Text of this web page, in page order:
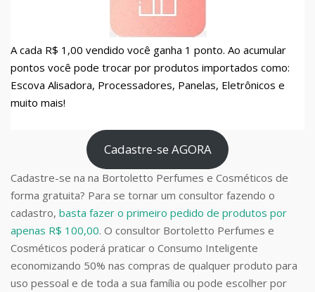
A cada R$ 1,00 vendido você ganha 1 ponto. Ao acumular
pontos você pode trocar por produtos importados como:
Escova Alisadora, Processadores, Panelas, Eletrônicos e
muito mais!
Cadastre-se AGORA
Cadastre-se na na Bortoletto Perfumes e Cosméticos de
forma gratuita? Para se tornar um consultor fazendo o
cadastro, basta fazer o primeiro pedido de produtos por
apenas R$ 100,00. O consultor Bortoletto Perfumes e
Cosméticos poderá praticar o Consumo Inteligente
economizando 50% nas compras de qualquer produto para
uso pessoal e de toda a sua família ou pode escolher por